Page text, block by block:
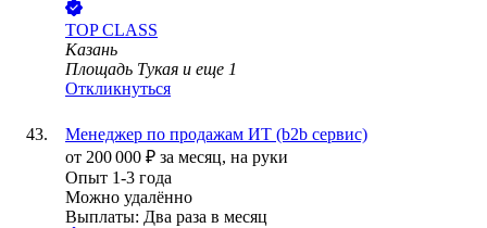
TOP CLASS
Казань
Площадь Тукая и еще 1
Откликнуться
Менеджер по продажам ИТ (b2b сервис)
от 200 000 ₽ за месяц, на руки
Опыт 1-3 года
Можно удалённо
Выплаты: Два раза в месяц